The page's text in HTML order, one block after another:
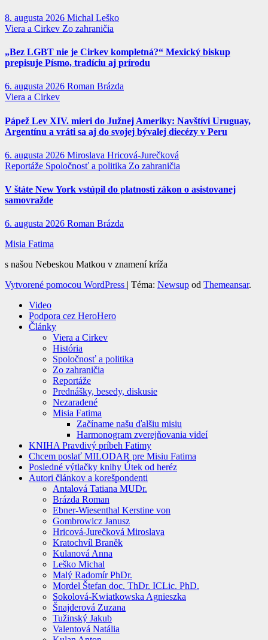
8. augusta 2026 Michal Leško
Viera a Cirkev Zo zahraničia
„Bez LGBT nie je Cirkev kompletná?“ Mexický biskup
prepisuje Písmo, tradíciu aj prírodu
6. augusta 2026 Roman Brázda
Viera a Cirkev
Pápež Lev XIV. mieri do Južnej Ameriky: Navštívi Uruguay,
Argentínu a vráti sa aj do svojej bývalej diecézy v Peru
6. augusta 2026 Miroslava Hricová-Jurečková
Reportáže Spoločnosť a politika Zo zahraničia
V štáte New York vstúpil do platnosti zákon o asistovanej
samovražde
6. augusta 2026 Roman Brázda
Misia Fatima
s našou Nebeskou Matkou v znamení kríža
Vytvorené pomocou WordPress | Téma: Newsup od Themeansar.
Video
Podpora cez HeroHero
Články
Viera a Cirkev
História
Spoločnosť a politika
Zo zahraničia
Reportáže
Prednášky, besedy, diskusie
Nezaradené
Misia Fatima
Začíname našu ďalšiu misiu
Harmonogram zverejňovania videí
KNIHA Pravdivý príbeh Fatimy
Chcem poslať MILODAR pre Misiu Fatima
Posledné výtlačky knihy Útek od heréz
Autori článkov a korešpondenti
Antalová Tatiana MUDr.
Brázda Roman
Ebner-Wiesenthal Kerstine von
Gombrowicz Janusz
Hricová-Jurečková Miroslava
Kratochvíl Braněk
Kulanová Anna
Leško Michal
Malý Radomír PhDr.
Mordel Štefan doc. ThDr. ICLic. PhD.
Sokolová-Kwiatkowska Agnieszka
Šnajderová Zuzana
Tužinský Jakub
Valentová Natália